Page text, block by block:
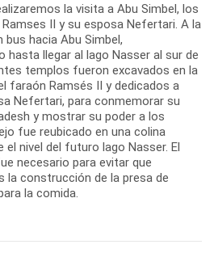
la visita a Abu Simbel, los
II y su esposa Nefertari. A la
bus hacia Abu Simbel,
hasta llegar al lago Nasser al sur de
templos fueron excavados en la
faraón Ramsés II y dedicados a
Nefertari, para conmemorar su
y mostrar su poder a los
fue reubicado en una colina
nivel del futuro lago Nasser. El
necesario para evitar que
la construcción de la presa de
la comida.